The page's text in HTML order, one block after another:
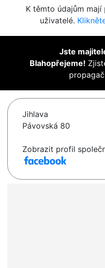
K těmto údajům
uživatelé.
Jste
Blahopřejeme!
Jihlava
Pávovská 80
Zobrazit profil